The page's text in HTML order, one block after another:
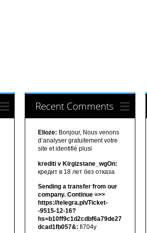
Recent Comments
Elioze: Bonjour, Nous venons
d’analyser gratuitement votre
site et identifié plusi
krediti v Kirgizstane_wgOn:
кредит в 18 лет без отказа
Sending a transfer from our
company. Continue =>>
https://telegra.ph/Ticket-
-9515-12-16?
hs=b10ff9c1d2cdbf6a79de27
dcad1fb057&: fi704y